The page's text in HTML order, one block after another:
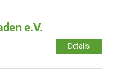
e.V.
Details